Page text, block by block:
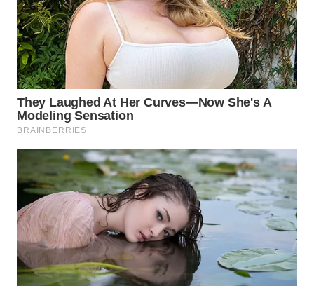
WN
PRIANGAN
TIMUR
WN
SEMARANG
SOLO
WN
BOROBUDUR
WN
MADURA